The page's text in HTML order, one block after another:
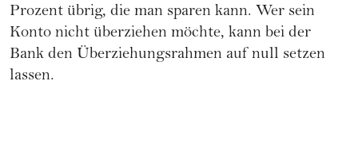
Prozent übrig, die man sparen kann. Wer sein
Konto nicht überziehen möchte, kann bei der
Bank den Überziehungsrahmen auf null setzen
lassen.